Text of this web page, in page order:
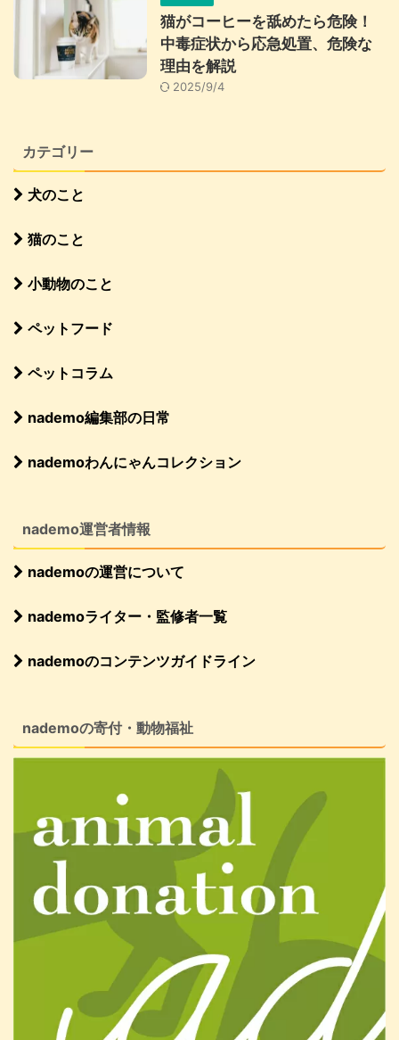
猫がコーヒーを舐めたら危険！
中毒症状から応急処置、危険な
理由を解説
2025/9/4
カテゴリー
犬のこと
猫のこと
小動物のこと
ペットフード
ペットコラム
nademo編集部の日常
nademoわんにゃんコレクション
nademo運営者情報
nademoの運営について
nademoライター・監修者一覧
nademoのコンテンツガイドライン
nademoの寄付・動物福祉